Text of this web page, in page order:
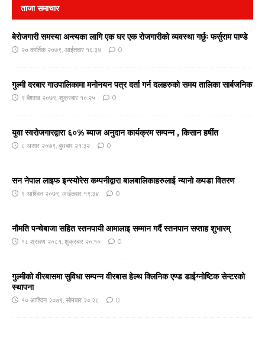
ताजा समाचार
बेरोजगारी समस्या अन्त्यका लागि एक घर एक रोजगारीको व्यवस्था गर्छुः फर्सुराम पाण्डे
२० कार्तिक २०७९, आईतवार १६:३४ 0
गुल्मी दरबार गाउपालिकामा मनोनयन पत्र दर्ता गर्न दलहरुको समय तालिका सार्बजनिक
९ बैशाख २०७९, शुक्रबार १०:२५ 0
युवा स्वरोजगारद्वारा ६०% ब्याज अनुदान कार्यक्रम सम्पन्न , किसान हर्षीत
८ असार २०७९, बुधबार २१:३२ 0
सन नेपाल लाइफ इन्स्योरेस कम्पनीद्वारा बालबालिकाहरुलाई न्यानो कपडा वितरण
९ आश्विन २०७९, आईतवार १९:३४ 0
नौमति पन्चेबाजा सहित स्तनपायी आमालाइ सम्मान गर्दै स्तनपान सप्ताह शुभारम्
१८ श्रावण २०८१, शुक्रबार २०:१० 0
गुल्मीको वीरबासमा सुविधा सम्पन्न वीरबास हेल्थ क्लिनिक एण्ड डाईग्नोष्टिक सेन्टरको
स्थापना
१० आश्विन २०७९, सोमबार २०:२८ 0